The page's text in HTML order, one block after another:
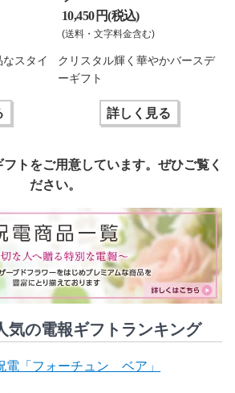
スタイ
10,450 円(税込)
(送料・文字料金含む)
クリスタル輝く華やかバースデ
ーギフト
詳しく見る
トをご用意しています。ぜひご覧く
ださい。
気の電報ギフトランキング
電「フォーチュン ベア」